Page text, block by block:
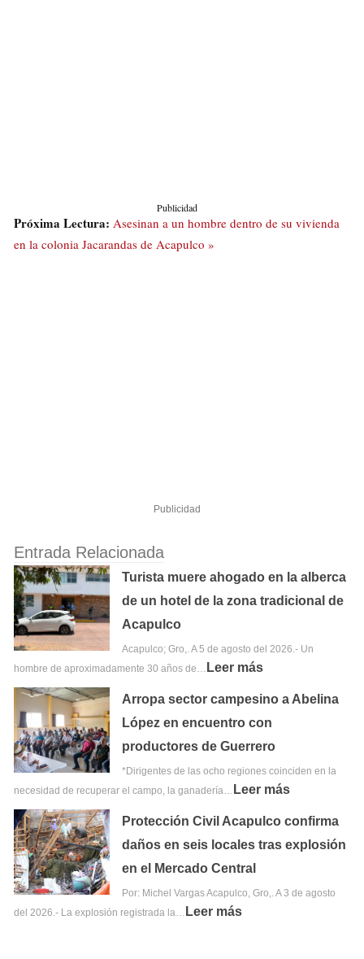
Publicidad
Próxima Lectura: Asesinan a un hombre dentro de su vivienda
en la colonia Jacarandas de Acapulco »
Publicidad
Entrada Relacionada
Turista muere ahogado en la alberca
de un hotel de la zona tradicional de
Acapulco
Acapulco; Gro,. A 5 de agosto del 2026.- Un
hombre de aproximadamente 30 años de… Leer más
Arropa sector campesino a Abelina
López en encuentro con
productores de Guerrero
*Dirigentes de las ocho regiones coinciden en la
necesidad de recuperar el campo, la ganadería… Leer más
Protección Civil Acapulco confirma
daños en seis locales tras explosión
en el Mercado Central
Por: Michel Vargas Acapulco, Gro,. A 3 de agosto
del 2026.- La explosión registrada la… Leer más